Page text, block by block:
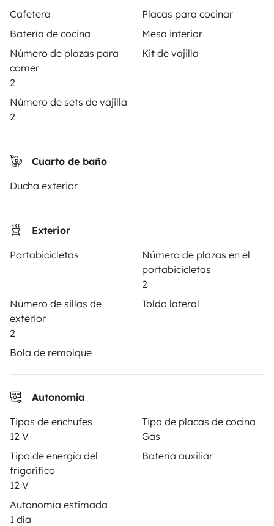
Cafetera
Placas para cocinar
Batería de cocina
Mesa interior
Número de plazas para
comer
2
Kit de vajilla
Número de sets de vajilla
2
Cuarto de baño
Ducha exterior
Exterior
Portabicicletas
Número de plazas en el
portabicicletas
2
Número de sillas de
exterior
2
Toldo lateral
Bola de remolque
Autonomía
Tipos de enchufes
12 V
Tipo de placas de cocina
Gas
Tipo de energía del
frigorífico
12 V
Batería auxiliar
Autonomía estimada
1 día
¿Cómo funciona?
Alquilar una autocaravana
Tus primeros pasos en autocaravana
Las opiniones de nuestros usuarios
Ayuda viajero
PROPIETARIOS
App Store
Google Play
Confidencialidad